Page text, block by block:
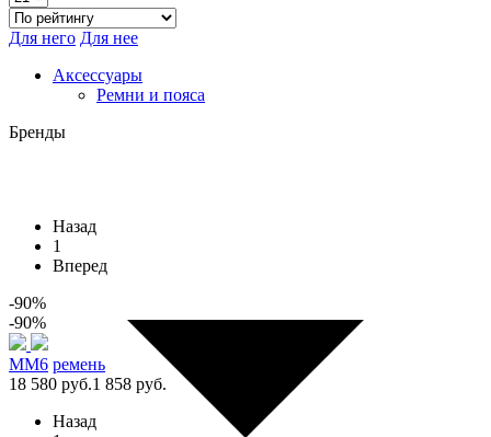
Для него Для нее
Аксессуары
Ремни и пояса
Бренды
Назад
1
Вперед
-90%
-90%
MM6 ремень
18 580 руб.1 858 руб.
Назад